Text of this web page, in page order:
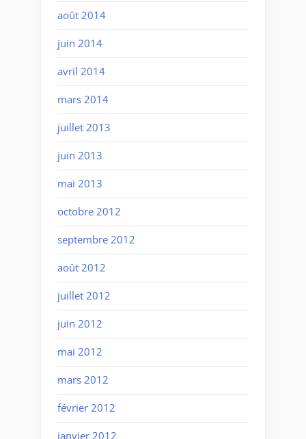
août 2014
juin 2014
avril 2014
mars 2014
juillet 2013
juin 2013
mai 2013
octobre 2012
septembre 2012
août 2012
juillet 2012
juin 2012
mai 2012
mars 2012
février 2012
janvier 2012